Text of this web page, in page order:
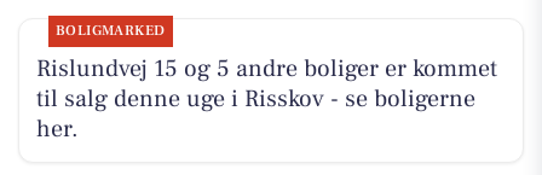
BOLIGMARKED
Rislundvej 15 og 5 andre boliger er kommet
til salg denne uge i Risskov - se boligerne
her.